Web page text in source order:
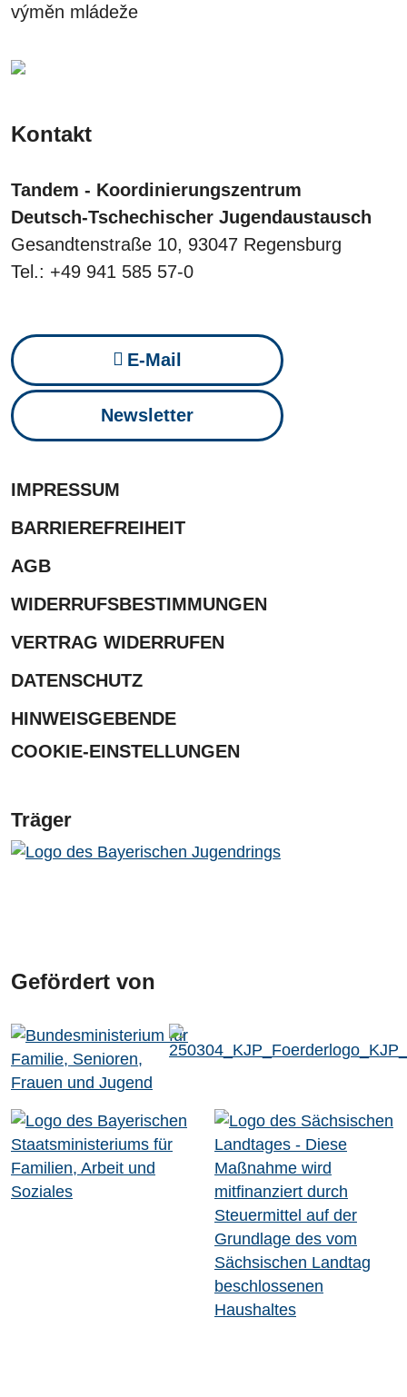
výměn mládeže
Kontakt
Tandem - Koordinierungszentrum
Deutsch-Tschechischer Jugendaustausch
Gesandtenstraße 10, 93047 Regensburg
Tel.: +49 941 585 57-0
E-Mail
Newsletter
IMPRESSUM
BARRIEREFREIHEIT
AGB
WIDERRUFSBESTIMMUNGEN
VERTRAG WIDERRUFEN
DATENSCHUTZ
HINWEISGEBENDE
COOKIE-EINSTELLUNGEN
Träger
Gefördert von